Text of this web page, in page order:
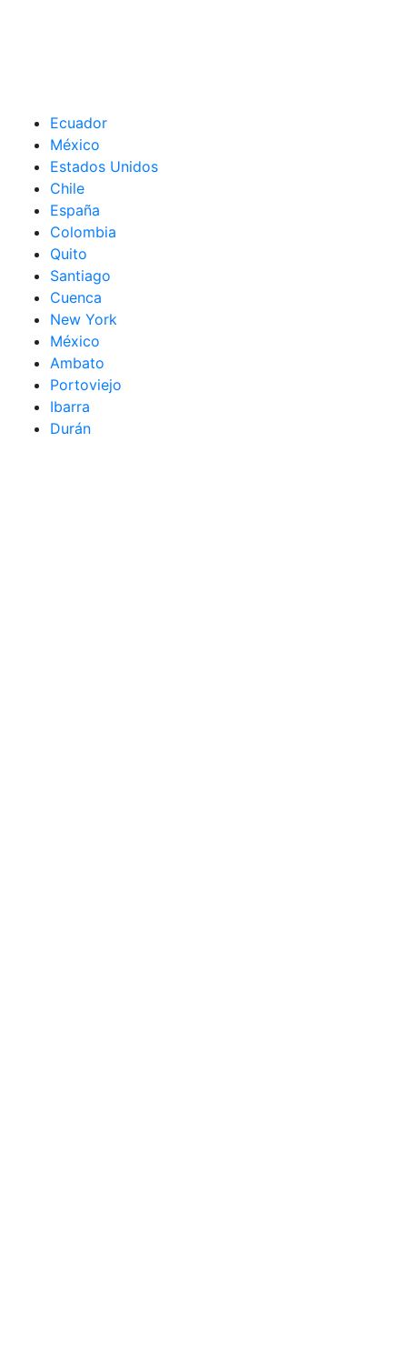
Ecuador
México
Estados Unidos
Chile
España
Colombia
Quito
Santiago
Cuenca
New York
México
Ambato
Portoviejo
Ibarra
Durán